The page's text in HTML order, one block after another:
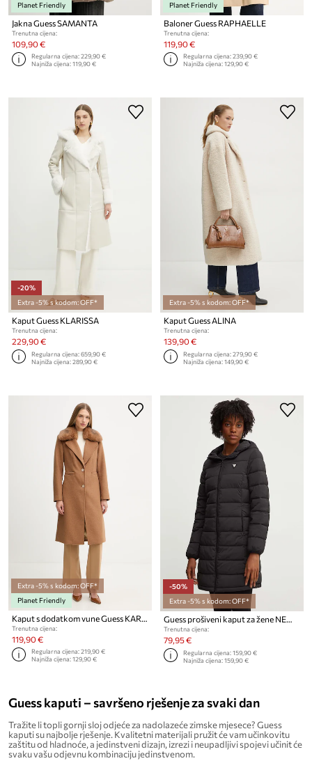
Planet Friendly
Jakna Guess SAMANTA
Trenutna cijena:
109,90 €
Regularna cijena:229,90 €
Najniža cijena:119,90 €
Planet Friendly
Baloner Guess RAPHAELLE
Trenutna cijena:
119,90 €
Regularna cijena:239,90 €
Najniža cijena:129,90 €
-20%
Extra -5% s kodom: OFF*
Kaput Guess KLARISSA
Trenutna cijena:
229,90 €
Regularna cijena:659,90 €
Najniža cijena:289,90 €
Extra -5% s kodom: OFF*
Kaput Guess ALINA
Trenutna cijena:
139,90 €
Regularna cijena:279,90 €
Najniža cijena:149,90 €
Extra -5% s kodom: OFF*
Planet Friendly
Trenutna cijena:
119,90 €
Regularna cijena:219,90 €
Najniža cijena:129,90 €
-50%
Extra -5% s kodom: OFF*
Guess prošiveni kaput za žene NEW ALETA
Trenutna cijena:
79,95 €
Regularna cijena:159,90 €
Najniža cijena:159,90 €
Guess kaputi – savršeno rješenje za svaki dan
Tražite li topli gornji sloj odjeće za nadolazeće zimske mjesece? Guess
kaputi su najbolje rješenje. Kvalitetni materijali pružit će vam učinkovitu
zaštitu od hladnoće, a jedinstveni dizajn, izrezi i neupadljivi spojevi učinit će
svaku vašu odjevnu kombinaciju jedinstvenom.